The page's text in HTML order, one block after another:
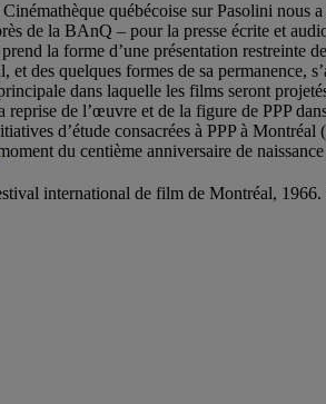
québécoise sur Pasolini nous
de la BAnQ – pour la presse écrite et
la forme d’une présentation
des quelques formes de sa
dans laquelle les films seront
de l’œuvre et de la figure de PPP
d’étude consacrées à PPP à
du centième anniversaire de
international de film de Montréal,